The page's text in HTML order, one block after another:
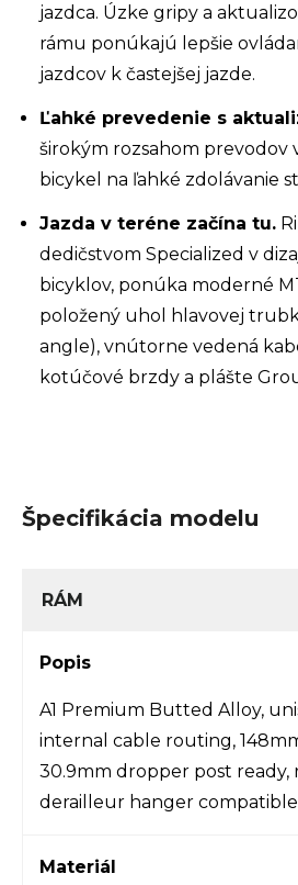
jazdca. Úzke gripy a
rámu ponúkajú lepšie
jazdcov k častejšej jazde.
Ľahké prevedenie s
širokým rozsahom prevodov
bicykel na ľahké zdolávanie
Jazda v teréne začína tu.
dedičstvom Specialized v
bicyklov, ponúka moderné
položený uhol hlavovej
angle), vnútorne vedená
kotúčové brzdy a plášte
Špecifikácia modelu
RÁM
Popis
A1 Premium Butted Alloy,
internal cable routing,
30.9mm dropper post ready,
derailleur hanger compatible
Materiál